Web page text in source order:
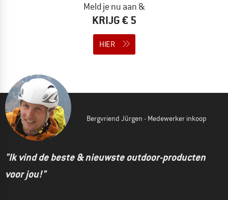
Meld je nu aan &
KRIJG € 5
HIER
Bergvriend Jürgen - Medewerker inkoop
"Ik vind de beste & nieuwste outdoor-producten
voor jou!"